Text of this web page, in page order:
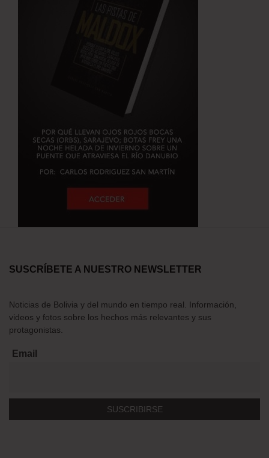
SUSCRÍBETE A NUESTRO NEWSLETTER
Noticias de Bolivia y del mundo en tiempo real. Información,
videos y fotos sobre los hechos más relevantes y sus
protagonistas.
Email